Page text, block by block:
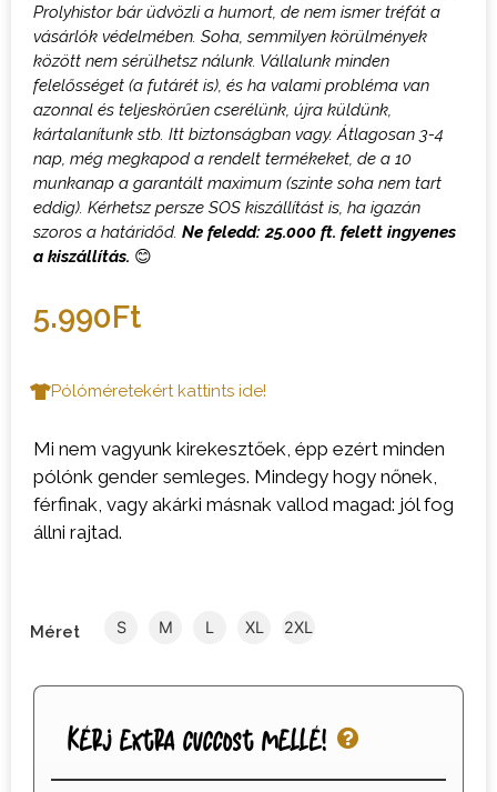
Prolyhistor bár üdvözli a humort, de nem ismer tréfát a
vásárlók védelmében. Soha, semmilyen körülmények
között nem sérülhetsz nálunk. Vállalunk minden
felelősséget (a futárét is), és ha valami probléma van
azonnal és teljeskörűen cserélünk, újra küldünk,
kártalanítunk stb. Itt biztonságban vagy.Átlagosan 3-4
nap, még megkapod a rendelt termékeket, de a 10
munkanap a garantált maximum (szinte soha nem tart
eddig). Kérhetsz persze SOS kiszállítást is, ha igazán
szoros a határidőd. Ne feledd: 25.000 ft. felett ingyenes
a kiszállítás. 😊
5.990Ft
Pólóméretekért kattints ide!
Mi nem vagyunk kirekesztőek, épp ezért minden
pólónk gender semleges. Mindegy hogy nőnek,
férfinak, vagy akárki másnak vallod magad: jól fog
állni rajtad.
Méret S M L XL 2XL
Kérj extra cuccost mellé!